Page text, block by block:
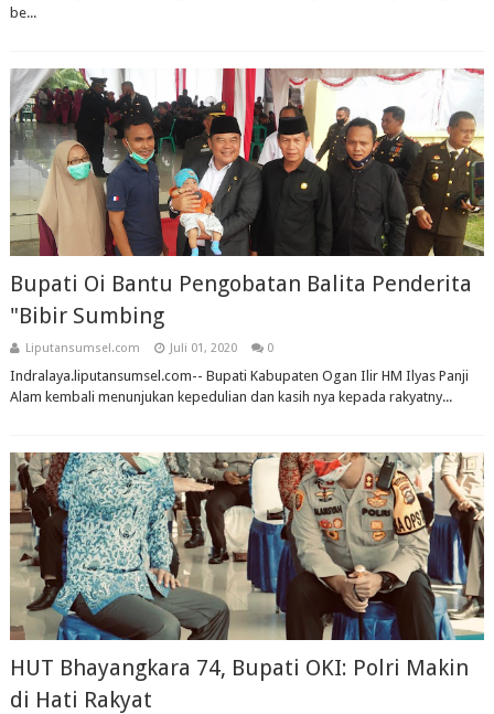
be...
Bupati Oi Bantu Pengobatan Balita Penderita
"Bibir Sumbing
Liputansumsel.com Juli 01, 2020 0
Indralaya.liputansumsel.com-- Bupati Kabupaten Ogan Ilir HM Ilyas Panji
Alam kembali menunjukan kepedulian dan kasih nya kepada rakyatny...
HUT Bhayangkara 74, Bupati OKI: Polri Makin
di Hati Rakyat